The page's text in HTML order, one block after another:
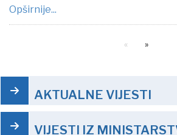
Opširnije...
AKTUALNE VIJESTI
VIJESTI IZ